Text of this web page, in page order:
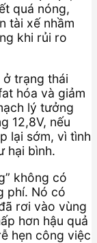
quá nóng,
tài xế nhầm
khi rủi ro
trạng thái
hóa và giảm
lý tưởng
12,8V, nếu
lại sớm, vì tình
hại bình.
không có
phí. Nó có
rơi vào vùng
hơn hậu quả
hẹn công việc